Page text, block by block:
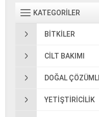
KATEGORİLER
BITKILER
CILT BAKIMI
DOĞAL
YETIŞTIRICILIK